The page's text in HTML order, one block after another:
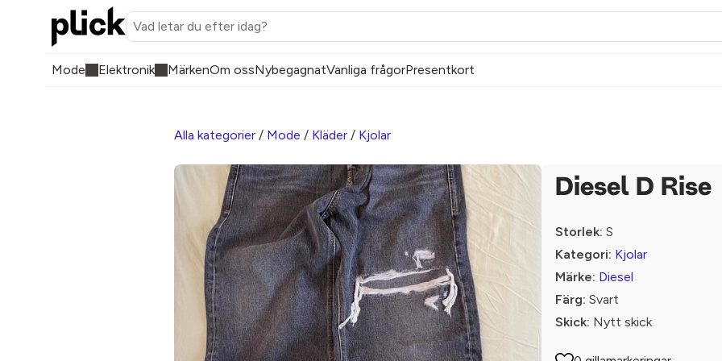
Mode Elektronik MärkenOm ossNybegagnatVanliga frågorPresentkort
Alla kategorier / Mode / Kläder / Kjolar
Diesel D Rise
Storlek: S
Kategori: Kjolar
Märke: Diesel
Färg: Svart
Skick: Nytt skick